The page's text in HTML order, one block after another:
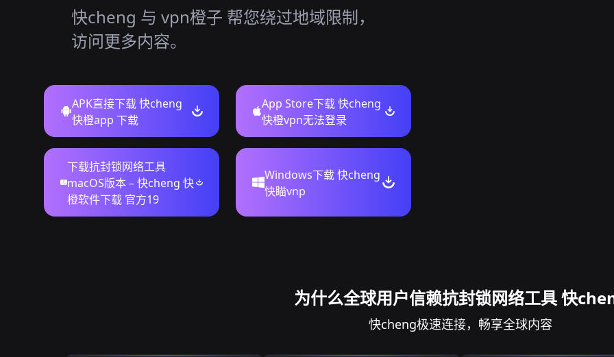
快cheng 与 vpn橙子 帮您绕过地域限制，
访问更多内容。
APK直接下载 快cheng
快橙app 下载
App Store下载 快cheng
快橙vpn无法登录
下载抗封锁网络工具
macOS版本 – 快cheng 快
橙软件下载 官方19
Windows下载 快cheng
快瞄vnp
为什么全球用户信赖抗封锁网络工具 快
快cheng极速连接，畅享全球内容